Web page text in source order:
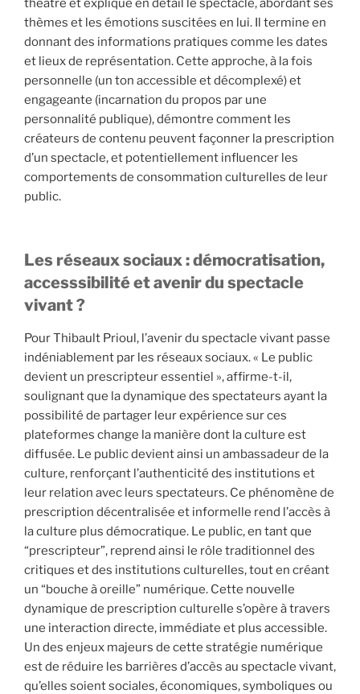
théâtre et explique en détail le spectacle, abordant ses
thèmes et les émotions suscitées en lui. Il termine en
donnant des informations pratiques comme les dates
et lieux de représentation. Cette approche, à la fois
personnelle (un ton accessible et décomplexé) et
engageante (incarnation du propos par une
personnalité publique), démontre comment les
créateurs de contenu peuvent façonner la prescription
d’un spectacle, et potentiellement influencer les
comportements de consommation culturelles de leur
public.
Les réseaux sociaux : démocratisation,
accesssibilité et avenir du spectacle
vivant ?
Pour Thibault Prioul, l’avenir du spectacle vivant passe
indéniablement par les réseaux sociaux. « Le public
devient un prescripteur essentiel », affirme-t-il,
soulignant que la dynamique des spectateurs ayant la
possibilité de partager leur expérience sur ces
plateformes change la manière dont la culture est
diffusée. Le public devient ainsi un ambassadeur de la
culture, renforçant l’authenticité des institutions et
leur relation avec leurs spectateurs. Ce phénomène de
prescription décentralisée et informelle rend l’accès à
la culture plus démocratique. Le public, en tant que
“prescripteur”, reprend ainsi le rôle traditionnel des
critiques et des institutions culturelles, tout en créant
un “bouche à oreille” numérique. Cette nouvelle
dynamique de prescription culturelle s’opère à travers
une interaction directe, immédiate et plus accessible.
Un des enjeux majeurs de cette stratégie numérique
est de réduire les barrières d’accès au spectacle vivant,
qu’elles soient sociales, économiques, symboliques ou